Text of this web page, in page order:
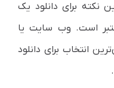
نکته برای دانلود یک
است. وب سایت یا
انتخاب برای دانلود